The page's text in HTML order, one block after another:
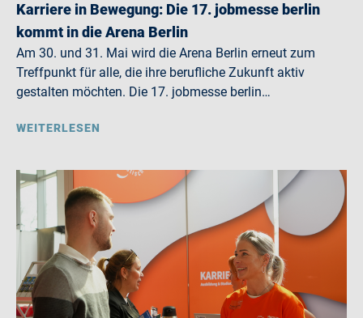
Karriere in Bewegung: Die 17. jobmesse berlin
kommt in die Arena Berlin
Am 30. und 31. Mai wird die Arena Berlin erneut zum
Treffpunkt für alle, die ihre berufliche Zukunft aktiv
gestalten möchten. Die 17. jobmesse berlin…
WEITERLESEN